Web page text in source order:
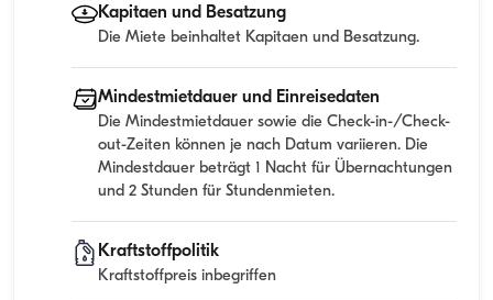
Kapitaen und Besatzung
Die Miete beinhaltet Kapitaen und Besatzung.
Mindestmietdauer und Einreisedaten
Die Mindestmietdauer sowie die Check-in-/Check-
out-Zeiten können je nach Datum variieren. Die
Mindestdauer beträgt 1 Nacht für Übernachtungen
und 2 Stunden für Stundenmieten.
Kraftstoffpolitik
Kraftstoffpreis inbegriffen